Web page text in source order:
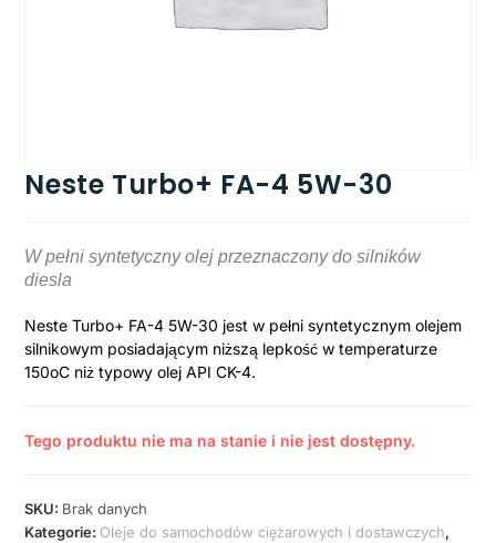
Neste Turbo+ FA-4 5W-30
W pełni syntetyczny olej przeznaczony do silników
diesla
Neste Turbo+ FA-4 5W-30 jest w pełni syntetycznym olejem
silnikowym posiadającym niższą lepkość w temperaturze
150oC niż typowy olej API CK-4.
Tego produktu nie ma na stanie i nie jest dostępny.
SKU: Brak danych
Kategorie: Oleje do samochodów ciężarowych i dostawczych,